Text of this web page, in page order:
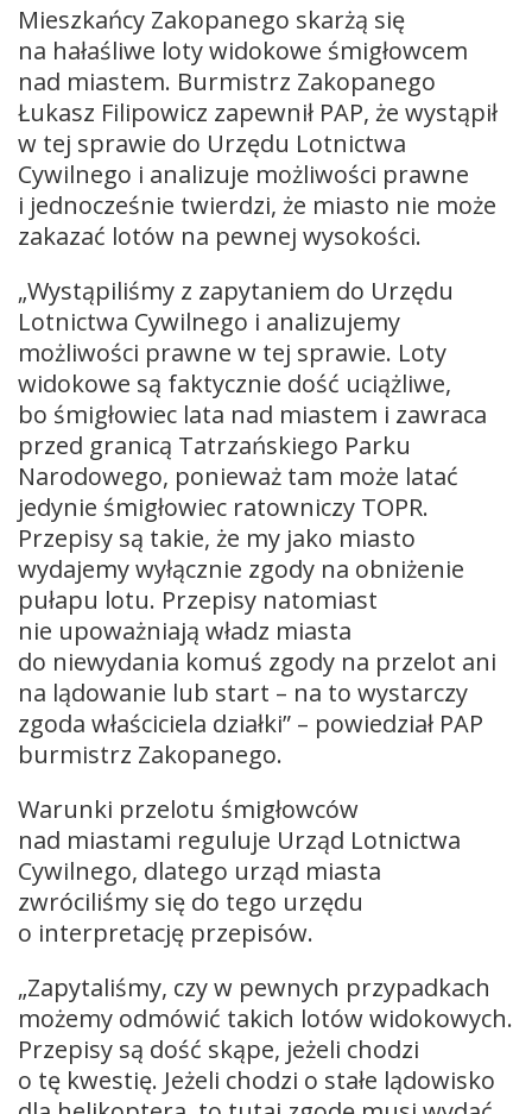
Mieszkańcy Zakopanego skarżą się
na hałaśliwe loty widokowe śmigłowcem
nad miastem. Burmistrz Zakopanego
Łukasz Filipowicz zapewnił PAP, że wystąpił
w tej sprawie do Urzędu Lotnictwa
Cywilnego i analizuje możliwości prawne
i jednocześnie twierdzi, że miasto nie może
zakazać lotów na pewnej wysokości.
„Wystąpiliśmy z zapytaniem do Urzędu
Lotnictwa Cywilnego i analizujemy
możliwości prawne w tej sprawie. Loty
widokowe są faktycznie dość uciążliwe,
bo śmigłowiec lata nad miastem i zawraca
przed granicą Tatrzańskiego Parku
Narodowego, ponieważ tam może latać
jedynie śmigłowiec ratowniczy TOPR.
Przepisy są takie, że my jako miasto
wydajemy wyłącznie zgody na obniżenie
pułapu lotu. Przepisy natomiast
nie upoważniają władz miasta
do niewydania komuś zgody na przelot ani
na lądowanie lub start – na to wystarczy
zgoda właściciela działki” – powiedział PAP
burmistrz Zakopanego.
Warunki przelotu śmigłowców
nad miastami reguluje Urząd Lotnictwa
Cywilnego, dlatego urząd miasta
zwróciliśmy się do tego urzędu
o interpretację przepisów.
„Zapytaliśmy, czy w pewnych przypadkach
możemy odmówić takich lotów widokowych.
Przepisy są dość skąpe, jeżeli chodzi
o tę kwestię. Jeżeli chodzi o stałe lądowisko